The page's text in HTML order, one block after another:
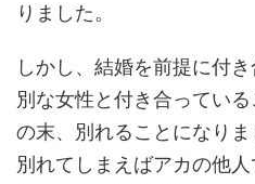
りました。
しかし、結婚を前提に付
別な女性と付き合ってい
の末、別れることになりま
別れてしまえばアカの他